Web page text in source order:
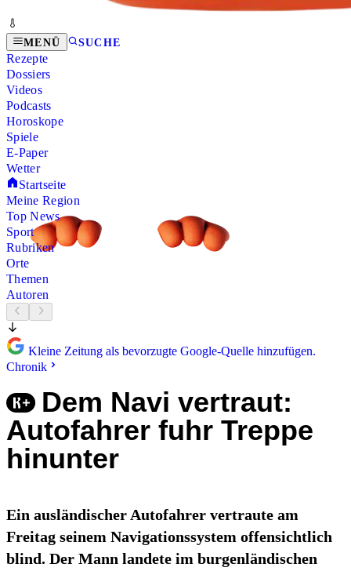
MENÜ SUCHE
Rezepte
Dossiers
Videos
Podcasts
Horoskope
Spiele
E-Paper
Wetter
Startseite
Meine Region
Top News
Sport
Rubriken
Orte
Themen
Autoren
Kleine Zeitung als bevorzugte Google-Quelle hinzufügen.
Chronik
Dem Navi vertraut:
Autofahrer fuhr Treppe
hinunter
Ein ausländischer Autofahrer vertraute am
Freitag seinem Navigationssystem offensichtlich
blind. Der Mann landete im burgenländischen